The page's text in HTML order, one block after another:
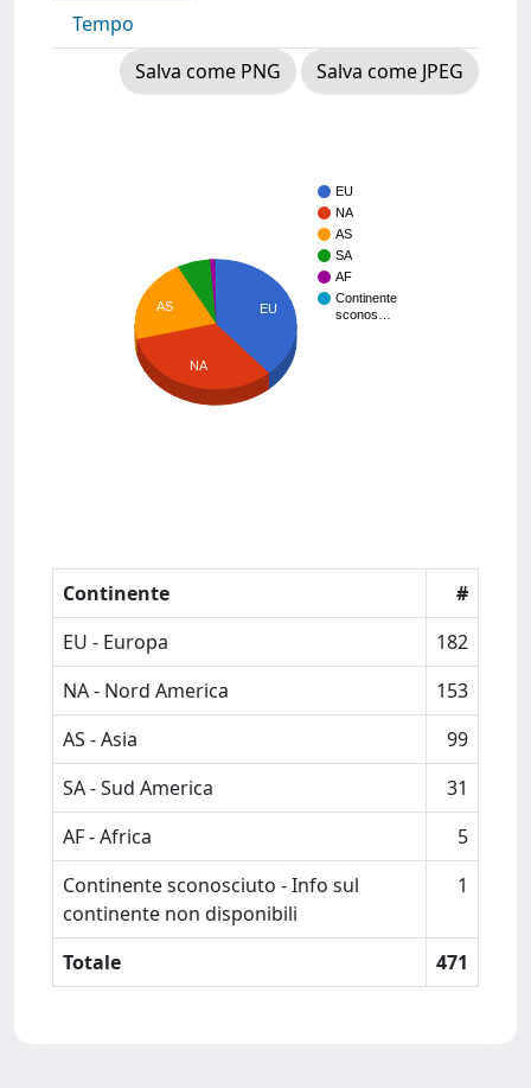
Tempo
Salva come PNG
Salva come JPEG
EU
NA
AS
SA
AF
Continente
sconos…
EU
AS
NA
Continente
#
EU - Europa
182
NA - Nord America
153
AS - Asia
99
SA - Sud America
31
AF - Africa
5
Continente sconosciuto - Info sul
continente non disponibili
1
Totale 471